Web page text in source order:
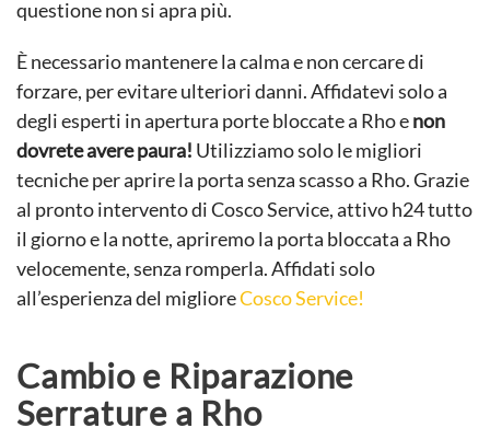
questione non si apra più.
È necessario mantenere la calma e non cercare di
forzare, per evitare ulteriori danni. Affidatevi solo a
degli esperti in apertura porte bloccate a Rho enon
dovrete avere paura! Utilizziamo solo le migliori
tecniche per aprire la porta senza scasso a Rho. Grazie
al pronto intervento di Cosco Service, attivo h24 tutto
il giorno e la notte, apriremo la porta bloccata a Rho
velocemente, senza romperla. Affidati solo
all’esperienza del miglioreCosco Service!
Cambio e Riparazione
Serrature a Rho